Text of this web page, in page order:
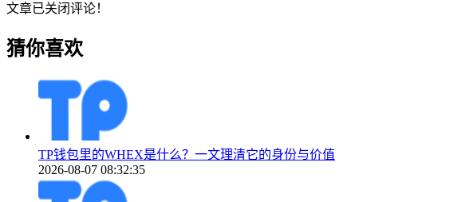
文章已关闭评论！
猜你喜欢
TP钱包里的WHEX是什么？一文理清它的身份与价值
2026-08-07 08:32:35